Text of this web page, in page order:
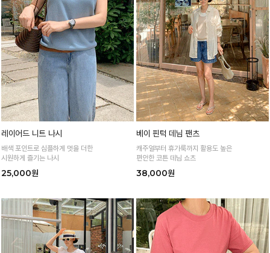
레이어드 니트 나시
배색 포인트로 심플하게 멋을 더한
시원하게 즐기는 나시
25,000원
베이 핀턱 데님 팬츠
캐주얼부터 휴가룩까지 활용도 높은
편안한 코튼 데님 쇼츠
38,000원